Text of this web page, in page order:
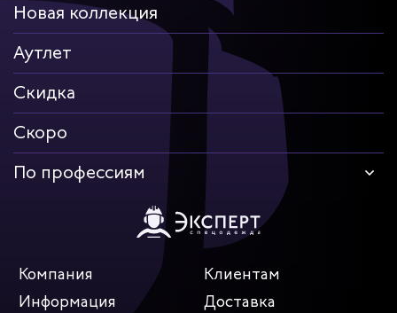
Новая коллекция
Аутлет
Скидка
Скоро
По профессиям
Компания
Клиентам
Информация
Доставка